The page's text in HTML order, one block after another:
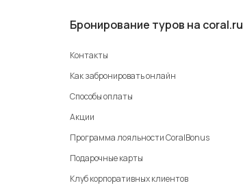
Бронирование туров на coral.ru
Контакты
Как забронировать онлайн
Способы оплаты
Акции
Программа лояльности CoralBonus
Подарочные карты
Клуб корпоративных клиентов